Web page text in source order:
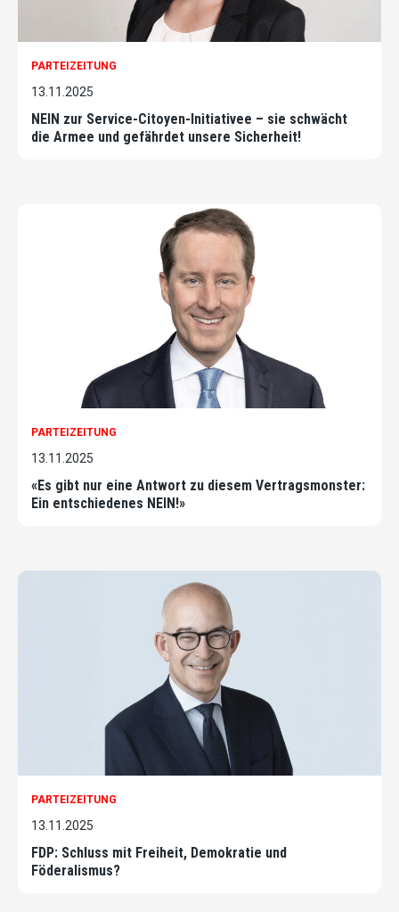
PARTEIZEITUNG
13.11.2025
NEIN zur Service-Citoyen-Initiativee – sie schwächt
die Armee und gefährdet unsere Sicherheit!
PARTEIZEITUNG
13.11.2025
«Es gibt nur eine Antwort zu diesem Vertragsmonster:
Ein entschiedenes NEIN!»
PARTEIZEITUNG
13.11.2025
FDP: Schluss mit Freiheit, Demokratie und
Föderalismus?